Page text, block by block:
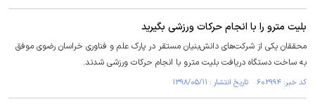
بلیت مترو را با انجام حرکات ورزشی بگیرید
محققان یکی از شرکت‌های دانش‌بنیان مستقر در پارک علم و فناوری خراسان رضوی موفق
به ساخت دستگاه دریافت بلیت مترو با انجام حرکات ورزشی شدند.
کد خبر: ۶۰۲۹۹۴ تاریخ انتشار : ۱۳۹۸/۰۵/۱۱